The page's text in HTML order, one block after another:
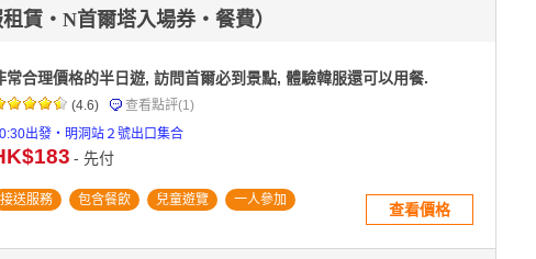
賃・N首爾塔入場券・餐費）
常合理價格的半日遊, 訪問首爾必到景點, 體驗韓服還可以用餐.
(4.6) 查看點評(1)
出發・明洞站２號出口集合
- 先付
接送服務 包含餐飲 兒童遊覽 一人參加
查看價格